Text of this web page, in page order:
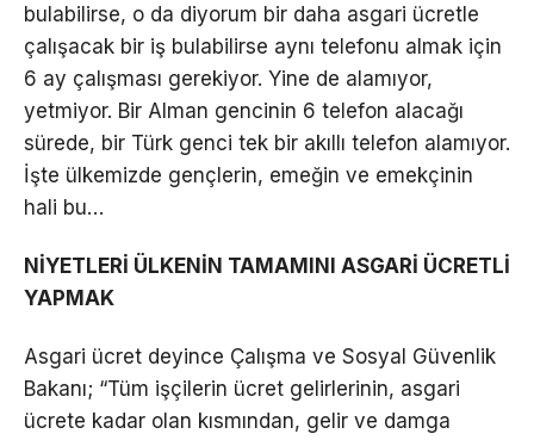
bulabilirse, o da diyorum bir daha asgari ücretle
çalışacak bir iş bulabilirse aynı telefonu almak için
6 ay çalışması gerekiyor. Yine de alamıyor,
yetmiyor. Bir Alman gencinin 6 telefon alacağı
sürede, bir Türk genci tek bir akıllı telefon alamıyor.
İşte ülkemizde gençlerin, emeğin ve emekçinin
hali bu…
NİYETLERİ ÜLKENİN TAMAMINI ASGARİ ÜCRETLİ
YAPMAK
Asgari ücret deyince Çalışma ve Sosyal Güvenlik
Bakanı; “Tüm işçilerin ücret gelirlerinin, asgari
ücrete kadar olan kısmından, gelir ve damga